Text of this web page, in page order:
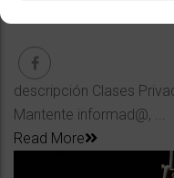
descripción Clases
Mantente informad@, ...
Read More